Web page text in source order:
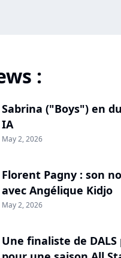
:
Sabrina ("Boys") en
IA
May 2, 2026
Florent Pagny : son
avec Angélique Kidjo
May 2, 2026
Une finaliste de